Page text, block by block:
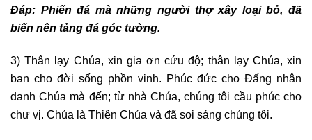
Ðáp: Phiến đá mà những người thợ xây loại bỏ, đã
biến nên tảng đá góc tường.
3) Thân lạy Chúa, xin gia ơn cứu độ; thân lạy Chúa, xin
ban cho đời sống phồn vinh. Phúc đức cho Ðấng nhân
danh Chúa mà đến; từ nhà Chúa, chúng tôi cầu phúc cho
chư vị. Chúa là Thiên Chúa và đã soi sáng chúng tôi.